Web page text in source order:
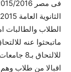
الطلاب والطالبات
ماتبحثوا عنه
اقبالا من طلاب